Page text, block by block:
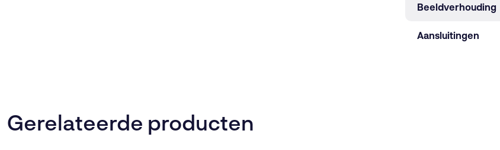
Beeldverhouding
Aansluitingen
Gerelateerde producten